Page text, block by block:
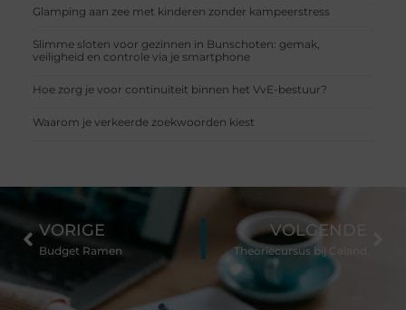
Glamping aan zee met kinderen zonder kampeerstress
Slimme sloten voor gezinnen in Bunschoten: gemak,
veiligheid en controle via je smartphone
Hoe zorg je voor continuïteit binnen het VvE-bestuur?
Waarom je verkeerde zoekwoorden kiest
VORIGE
Budget Ramen
VOLGENDE
Theoriecursus bij Caland